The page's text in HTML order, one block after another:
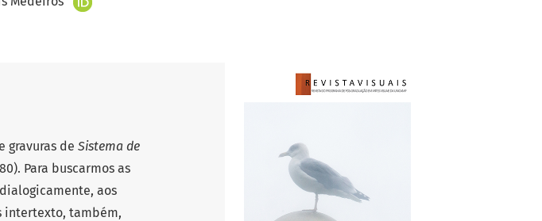
gravuras de Sistema de
Para buscarmos as
aos
intertexto, também,